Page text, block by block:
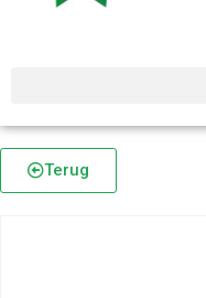
Terug